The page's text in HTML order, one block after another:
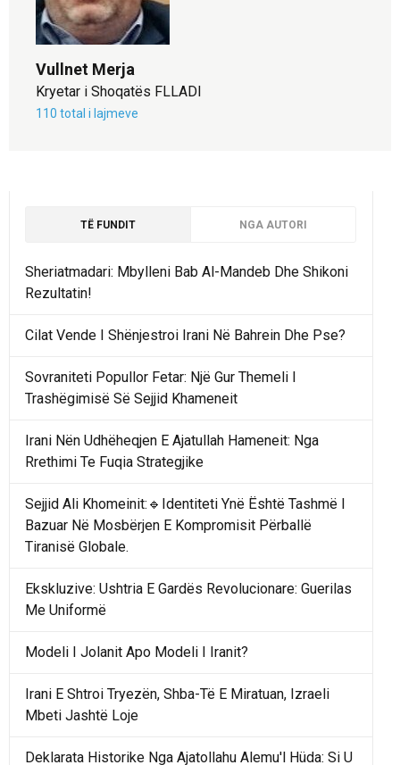
Vullnet Merja
Kryetar i Shoqatës FLLADI
110 total i lajmeve
TË FUNDIT NGA AUTORI
Sheriatmadari: Mbylleni Bab Al-Mandeb Dhe Shikoni
Rezultatin!
Cilat Vende I Shënjestroi Irani Në Bahrein Dhe Pse?
Sovraniteti Popullor Fetar: Një Gur Themeli I
Trashëgimisë Së Sejjid Khameneit
Irani Nën Udhëheqjen E Ajatullah Hameneit: Nga
Rrethimi Te Fuqia Strategjike
Sejjid Ali Khomeinit:🔹Identiteti Ynë Është Tashmë I
Bazuar Në Mosbërjen E Kompromisit Përballë
Tiranisë Globale.
Ekskluzive: Ushtria E Gardës Revolucionare: Guerilas
Me Uniformë
Modeli I Jolanit Apo Modeli I Iranit?
Irani E Shtroi Tryezën, Shba-Të E Miratuan, Izraeli
Mbeti Jashtë Loje
Deklarata Historike Nga Ajatollahu Alemu'l Hüda: Si U